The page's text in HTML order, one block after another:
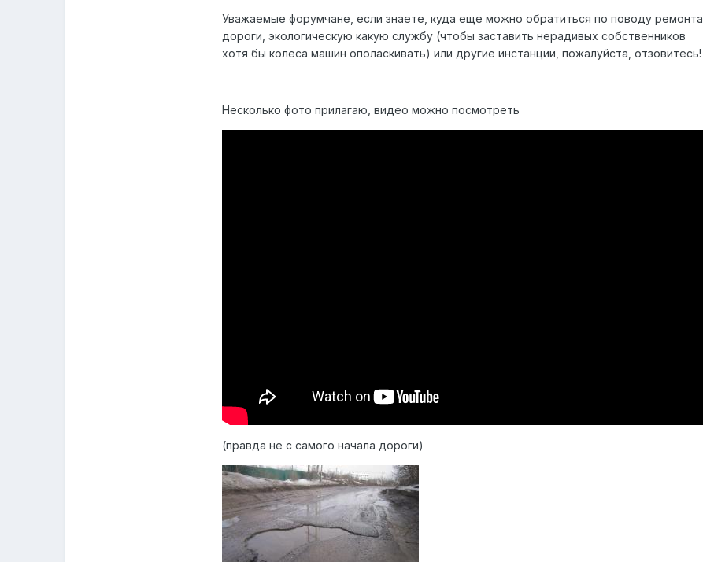
Уважаемые форумчане, если знаете, куда еще можно обратиться по поводу ремонта
дороги, экологическую какую службу (чтобы заставить нерадивых собственников
хотя бы колеса машин ополаскивать) или другие инстанции, пожалуйста, отзовитесь!
Несколько фото прилагаю, видео можно посмотреть
(правда не с самого начала дороги)